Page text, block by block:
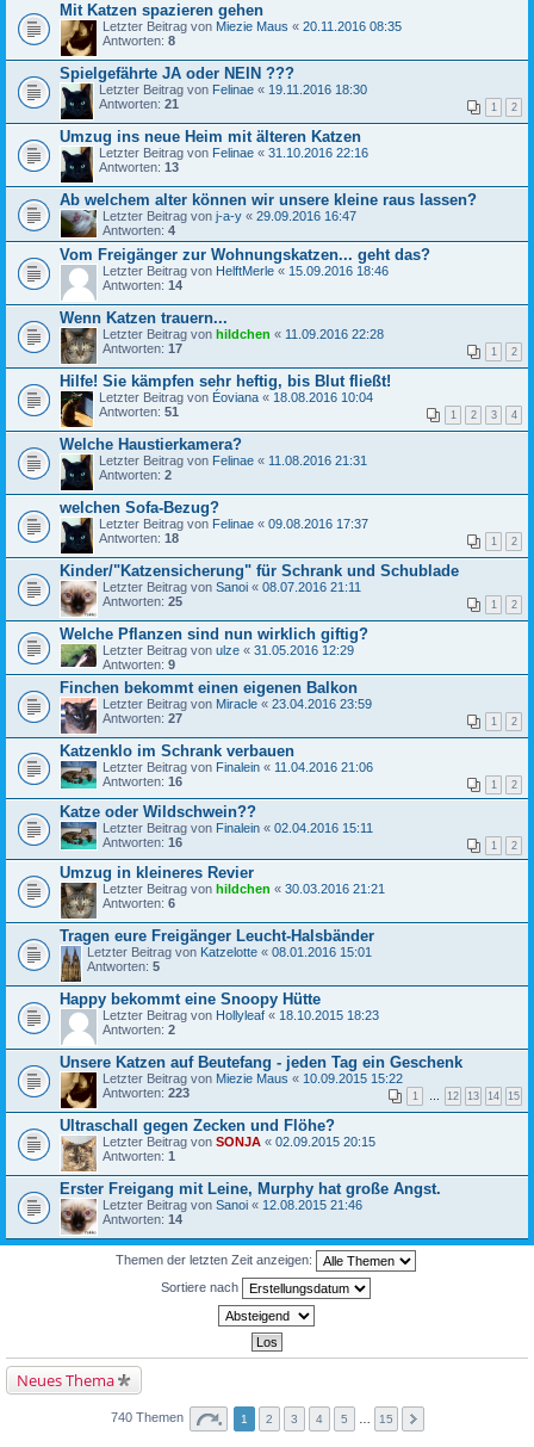
Mit Katzen spazieren gehen
Letzter Beitrag von Miezie Maus « 20.11.2016 08:35
Antworten: 8
Spielgefährte JA oder NEIN ???
Letzter Beitrag von Felinae « 19.11.2016 18:30
Antworten: 21 1 2
Umzug ins neue Heim mit älteren Katzen
Letzter Beitrag von Felinae « 31.10.2016 22:16
Antworten: 13
Ab welchem alter können wir unsere kleine raus lassen?
Letzter Beitrag von j-a-y « 29.09.2016 16:47
Antworten: 4
Vom Freigänger zur Wohnungskatzen... geht das?
Letzter Beitrag von HelftMerle « 15.09.2016 18:46
Antworten: 14
Wenn Katzen trauern...
Letzter Beitrag von hildchen « 11.09.2016 22:28
Antworten: 17 1 2
Hilfe! Sie kämpfen sehr heftig, bis Blut fließt!
Letzter Beitrag von Éoviana « 18.08.2016 10:04
Antworten: 51 1 2 3 4
Welche Haustierkamera?
Letzter Beitrag von Felinae « 11.08.2016 21:31
Antworten: 2
welchen Sofa-Bezug?
Letzter Beitrag von Felinae « 09.08.2016 17:37
Antworten: 18 1 2
Kinder/"Katzensicherung" für Schrank und Schublade
Letzter Beitrag von Sanoi « 08.07.2016 21:11
Antworten: 25 1 2
Welche Pflanzen sind nun wirklich giftig?
Letzter Beitrag von ulze « 31.05.2016 12:29
Antworten: 9
Finchen bekommt einen eigenen Balkon
Letzter Beitrag von Miracle « 23.04.2016 23:59
Antworten: 27 1 2
Katzenklo im Schrank verbauen
Letzter Beitrag von Finalein « 11.04.2016 21:06
Antworten: 16 1 2
Katze oder Wildschwein??
Letzter Beitrag von Finalein « 02.04.2016 15:11
Antworten: 16 1 2
Umzug in kleineres Revier
Letzter Beitrag von hildchen « 30.03.2016 21:21
Antworten: 6
Tragen eure Freigänger Leucht-Halsbänder
Letzter Beitrag von Katzelotte « 08.01.2016 15:01
Antworten: 5
Happy bekommt eine Snoopy Hütte
Letzter Beitrag von Hollyleaf « 18.10.2015 18:23
Antworten: 2
Unsere Katzen auf Beutefang - jeden Tag ein Geschenk
Letzter Beitrag von Miezie Maus « 10.09.2015 15:22
Antworten: 223 1 … 12 13 14 15
Ultraschall gegen Zecken und Flöhe?
Letzter Beitrag von SONJA « 02.09.2015 20:15
Antworten: 1
Erster Freigang mit Leine, Murphy hat große Angst.
Letzter Beitrag von Sanoi « 12.08.2015 21:46
Antworten: 14
Themen der letzten Zeit anzeigen:
Sortiere nach
Neues Thema
740 Themen 1 2 3 4 5 15